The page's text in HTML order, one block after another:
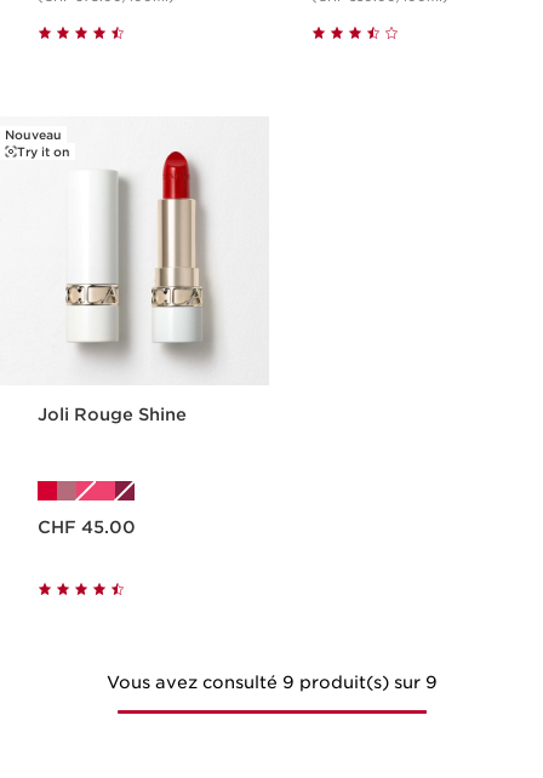
Nouveau
Try it on
Joli Rouge Shine
CHF 45.00
Vous avez consulté 9 produit(s) sur 9